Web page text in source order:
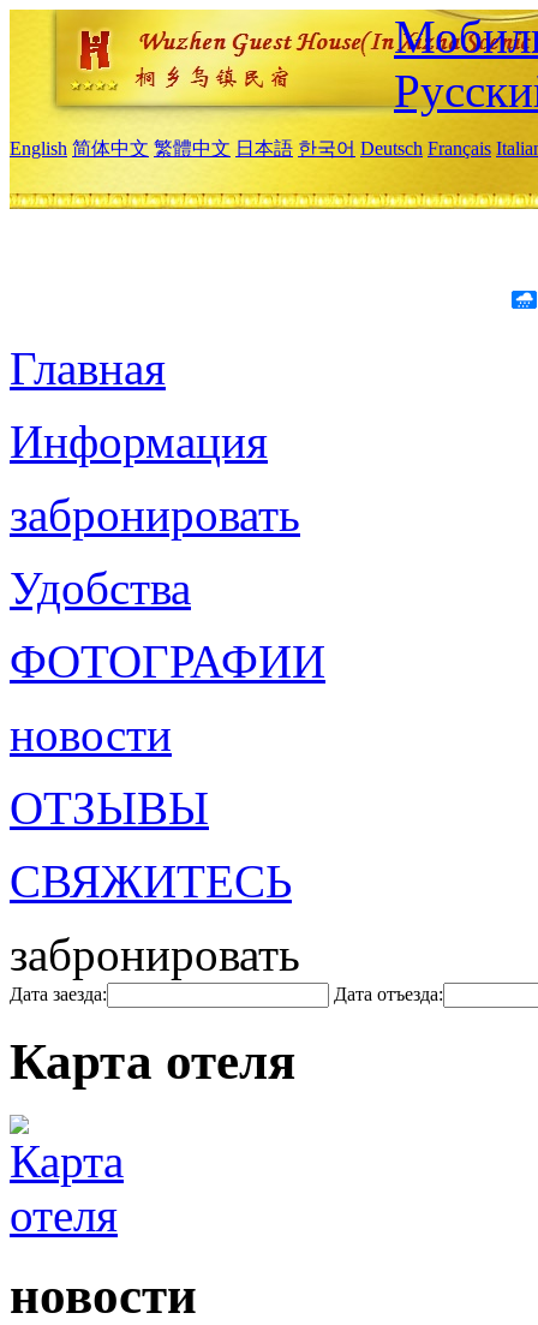
English 简体中文 繁體中文 日本語 한국어 Deutsch Français
Главная
Информация
забронировать
Удобства
ФОТОГРАФИИ
новости
ОТЗЫВЫ
СВЯЖИТЕСЬ
забронировать
Дата заезда: Дата отъезда:
Карта отеля
новости